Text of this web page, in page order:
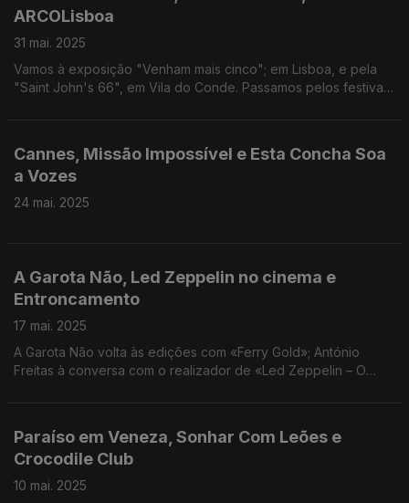
ARCOLisboa
31 mai. 2025
Vamos à exposição "Venham mais cinco"; em Lisboa, e pela
"Saint John's 66", em Vila do Conde. Passamos pelos festivais
Cannes, Missão Impossível e Esta Concha Soa
a Vozes
24 mai. 2025
A Garota Não, Led Zeppelin no cinema e
Entroncamento
17 mai. 2025
A Garota Não volta às edições com «Ferry Gold»; António
Freitas à conversa com o realizador de «Led Zeppelin – O
Paraíso em Veneza, Sonhar Com Leões e
Crocodile Club
10 mai. 2025